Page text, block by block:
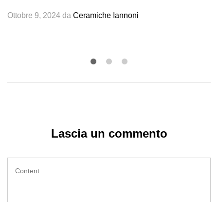
Ottobre 9, 2024 da Ceramiche Iannoni
Lascia un commento